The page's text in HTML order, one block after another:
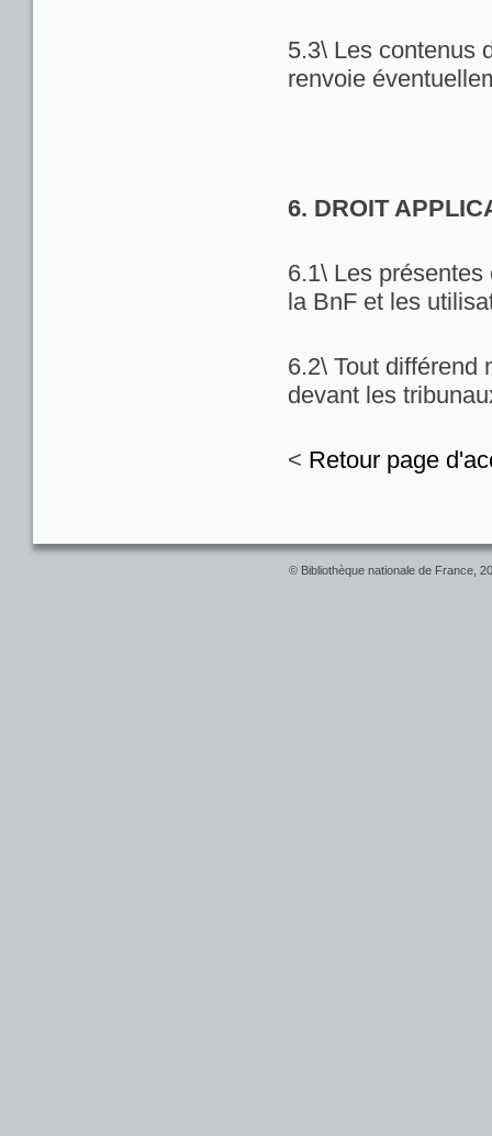
5.3\ Les contenus
renvoie
6. DROIT
6.1\ Les
la BnF et les
6.2\ Tout différend
devant les
< Retour page
© Bibliothèque nationale de France,